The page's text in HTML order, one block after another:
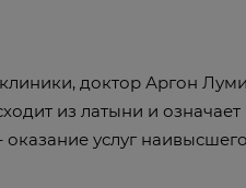
доктор Аргон
из латыни и
услуг